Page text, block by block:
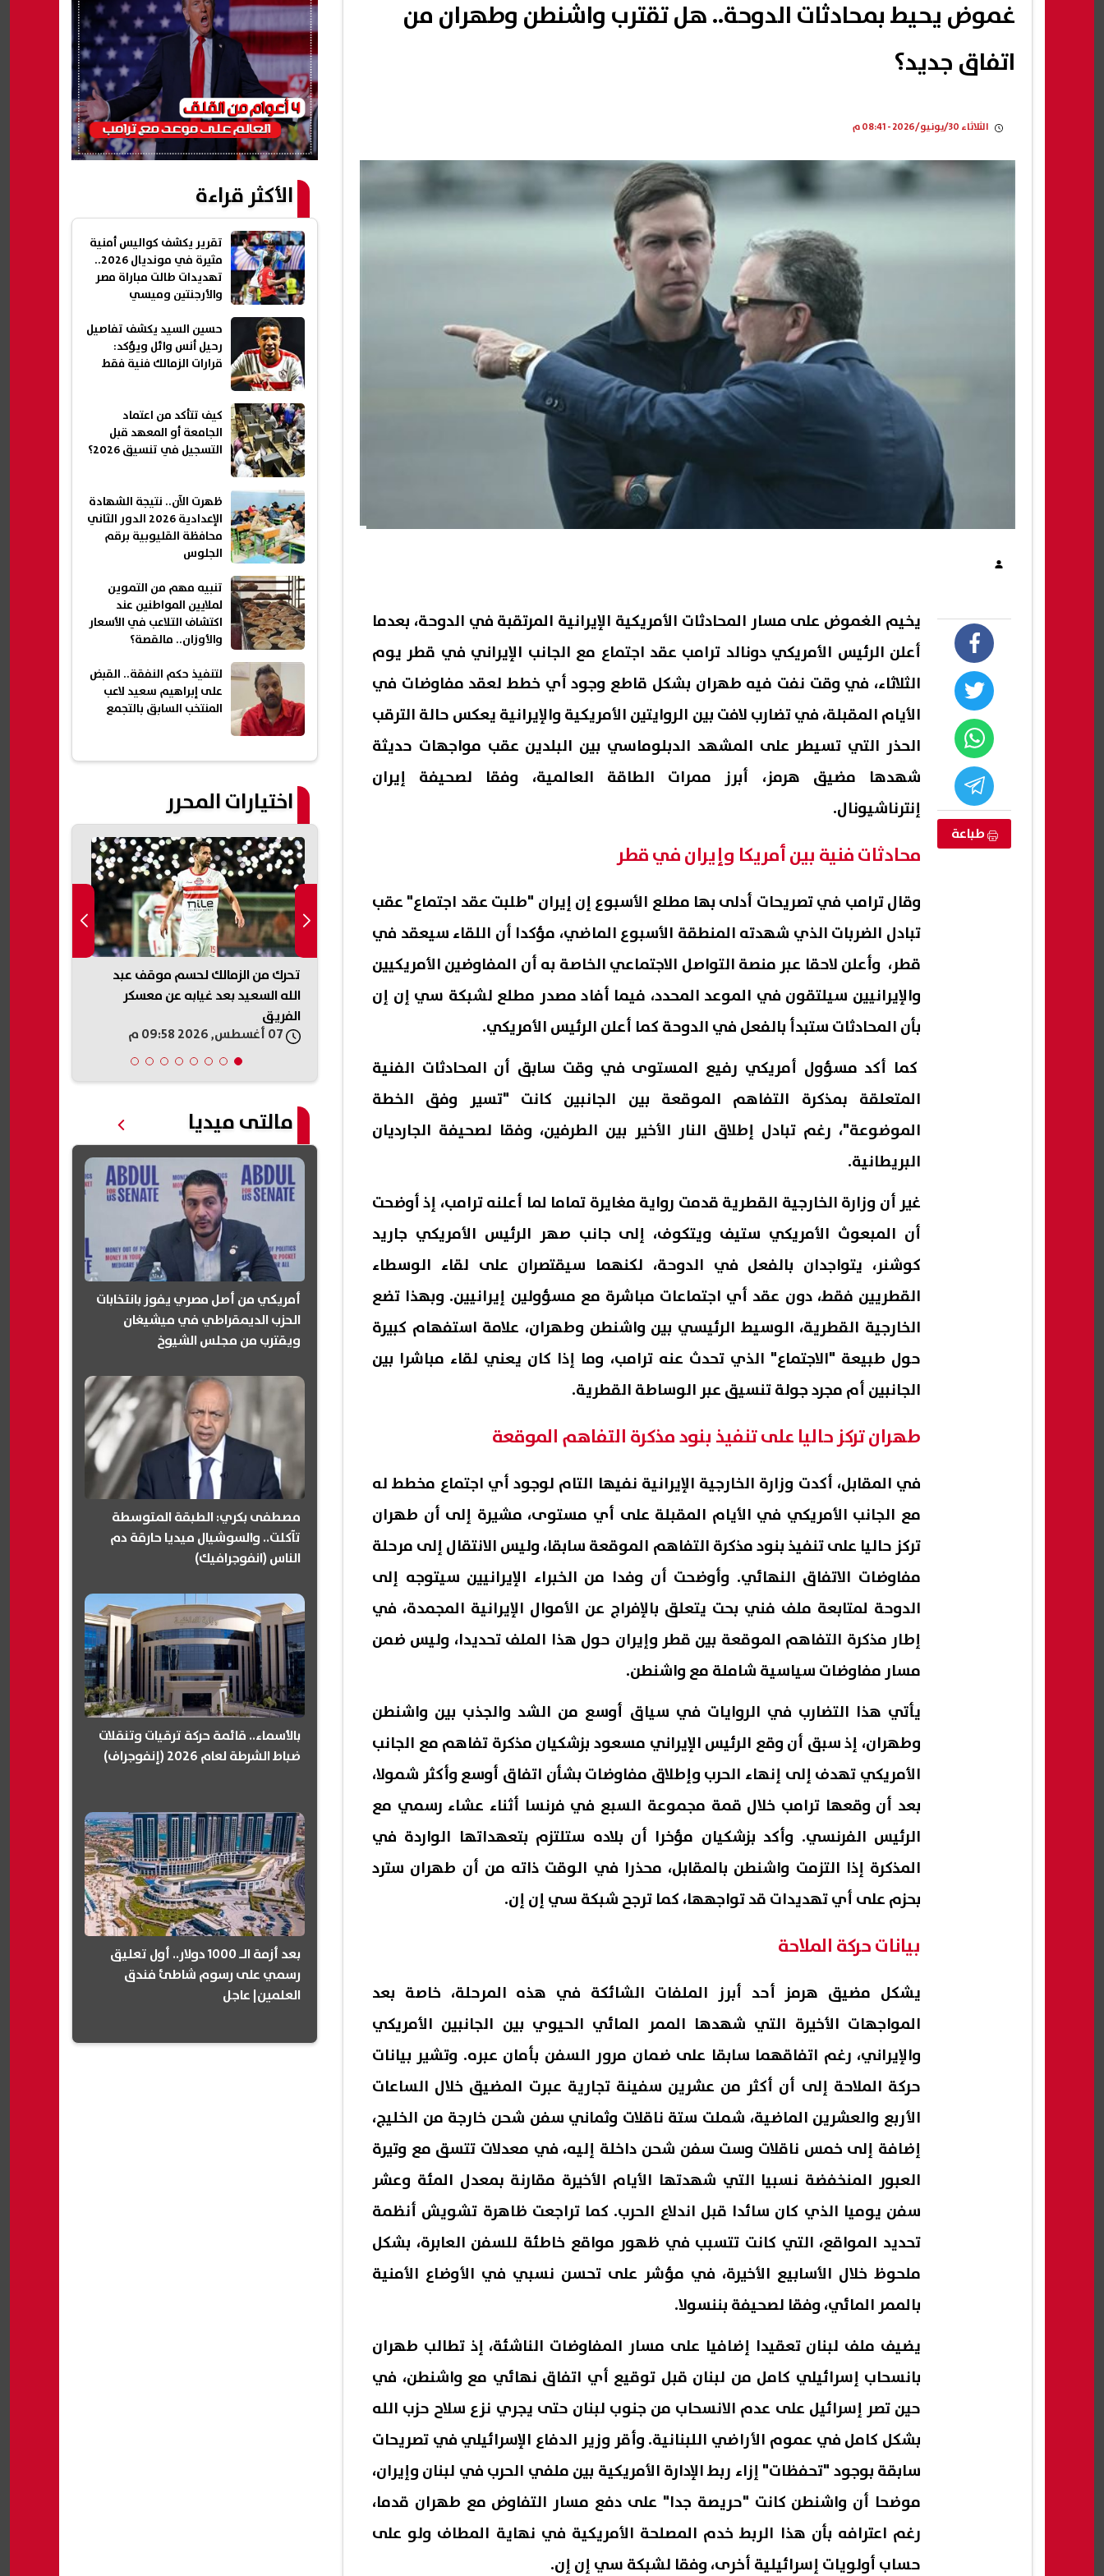
غموض يحيط بمحادثات الدوحة.. هل تقترب واشنطن وطهران من
اتفاق جديد؟
الثلاثاء 30/يونيو/2026 - 08:41 م
طباعة
يخيم الغموض على مسار المحادثات الأمريكية الإيرانية المرتقبة في الدوحة، بعدما
أعلن الرئيس الأمريكي دونالد ترامب عقد اجتماع مع الجانب الإيراني في قطر يوم
الثلاثاء، في وقت نفت فيه طهران بشكل قاطع وجود أي خطط لعقد مفاوضات في
الأيام المقبلة، في تضارب لافت بين الروايتين الأمريكية والإيرانية يعكس حالة الترقب
الحذر التي تسيطر على المشهد الدبلوماسي بين البلدين عقب مواجهات حديثة
شهدها مضيق هرمز، أبرز ممرات الطاقة العالمية، وفقا لصحيفة إيران
إنترناشيونال.
محادثات فنية بين أمريكا وإيران في قطر
وقال ترامب في تصريحات أدلى بها مطلع الأسبوع إن إيران "طلبت عقد اجتماع" عقب
تبادل الضربات الذي شهدته المنطقة الأسبوع الماضي، مؤكدا أن اللقاء سيعقد في
قطر، وأعلن لاحقا عبر منصة التواصل الاجتماعي الخاصة به أن المفاوضين الأمريكيين
والإيرانيين سيلتقون في الموعد المحدد، فيما أفاد مصدر مطلع لشبكة سي إن إن
بأن المحادثات ستبدأ بالفعل في الدوحة كما أعلن الرئيس الأمريكي.
كما أكد مسؤول أمريكي رفيع المستوى في وقت سابق أن المحادثات الفنية
المتعلقة بمذكرة التفاهم الموقعة بين الجانبين كانت "تسير وفق الخطة
الموضوعة"، رغم تبادل إطلاق النار الأخير بين الطرفين، وفقا لصحيفة الجارديان
البريطانية.
غير أن وزارة الخارجية القطرية قدمت رواية مغايرة تماما لما أعلنه ترامب، إذ أوضحت
أن المبعوث الأمريكي ستيف ويتكوف، إلى جانب صهر الرئيس الأمريكي جاريد
كوشنر، يتواجدان بالفعل في الدوحة، لكنهما سيقتصران على لقاء الوسطاء
القطريين فقط، دون عقد أي اجتماعات مباشرة مع مسؤولين إيرانيين. وبهذا تضع
الخارجية القطرية، الوسيط الرئيسي بين واشنطن وطهران، علامة استفهام كبيرة
حول طبيعة "الاجتماع" الذي تحدث عنه ترامب، وما إذا كان يعني لقاء مباشرا بين
الجانبين أم مجرد جولة تنسيق عبر الوساطة القطرية.
طهران تركز حاليا على تنفيذ بنود مذكرة التفاهم الموقعة
في المقابل، أكدت وزارة الخارجية الإيرانية نفيها التام لوجود أي اجتماع مخطط له
مع الجانب الأمريكي في الأيام المقبلة على أي مستوى، مشيرة إلى أن طهران
تركز حاليا على تنفيذ بنود مذكرة التفاهم الموقعة سابقا، وليس الانتقال إلى مرحلة
مفاوضات الاتفاق النهائي. وأوضحت أن وفدا من الخبراء الإيرانيين سيتوجه إلى
الدوحة لمتابعة ملف فني بحت يتعلق بالإفراج عن الأموال الإيرانية المجمدة، في
إطار مذكرة التفاهم الموقعة بين قطر وإيران حول هذا الملف تحديدا، وليس ضمن
مسار مفاوضات سياسية شاملة مع واشنطن.
يأتي هذا التضارب في الروايات في سياق أوسع من الشد والجذب بين واشنطن
وطهران، إذ سبق أن وقع الرئيس الإيراني مسعود بزشكيان مذكرة تفاهم مع الجانب
الأمريكي تهدف إلى إنهاء الحرب وإطلاق مفاوضات بشأن اتفاق أوسع وأكثر شمولا،
بعد أن وقعها ترامب خلال قمة مجموعة السبع في فرنسا أثناء عشاء رسمي مع
الرئيس الفرنسي. وأكد بزشكيان مؤخرا أن بلاده ستلتزم بتعهداتها الواردة في
المذكرة إذا التزمت واشنطن بالمقابل، محذرا في الوقت ذاته من أن طهران سترد
بحزم على أي تهديدات قد تواجهها، كما ترجح شبكة سي إن إن.
بيانات حركة الملاحة
يشكل مضيق هرمز أحد أبرز الملفات الشائكة في هذه المرحلة، خاصة بعد
المواجهات الأخيرة التي شهدها الممر المائي الحيوي بين الجانبين الأمريكي
والإيراني، رغم اتفاقهما سابقا على ضمان مرور السفن بأمان عبره. وتشير بيانات
حركة الملاحة إلى أن أكثر من عشرين سفينة تجارية عبرت المضيق خلال الساعات
الأربع والعشرين الماضية، شملت ستة ناقلات وثماني سفن شحن خارجة من الخليج،
إضافة إلى خمس ناقلات وست سفن شحن داخلة إليه، في معدلات تتسق مع وتيرة
العبور المنخفضة نسبيا التي شهدتها الأيام الأخيرة مقارنة بمعدل المئة وعشر
سفن يوميا الذي كان سائدا قبل اندلاع الحرب. كما تراجعت ظاهرة تشويش أنظمة
تحديد المواقع، التي كانت تتسبب في ظهور مواقع خاطئة للسفن العابرة، بشكل
ملحوظ خلال الأسابيع الأخيرة، في مؤشر على تحسن نسبي في الأوضاع الأمنية
بالممر المائي، وفقا لصحيفة بننسولا.
يضيف ملف لبنان تعقيدا إضافيا على مسار المفاوضات الناشئة، إذ تطالب طهران
بانسحاب إسرائيلي كامل من لبنان قبل توقيع أي اتفاق نهائي مع واشنطن، في
حين تصر إسرائيل على عدم الانسحاب من جنوب لبنان حتى يجري نزع سلاح حزب الله
بشكل كامل في عموم الأراضي اللبنانية. وأقر وزير الدفاع الإسرائيلي في تصريحات
سابقة بوجود "تحفظات" إزاء ربط الإدارة الأمريكية بين ملفي الحرب في لبنان وإيران،
موضحا أن واشنطن كانت "حريصة جدا" على دفع مسار التفاوض مع طهران قدما،
رغم اعترافه بأن هذا الربط خدم المصلحة الأمريكية في نهاية المطاف ولو على
حساب أولويات إسرائيلية أخرى، وفقا لشبكة سي إن إن.
الأكثر قراءة
تقرير يكشف كواليس أمنية
مثيرة في مونديال 2026..
تهديدات طالت مباراة مصر
والأرجنتين وميسي
حسين السيد يكشف تفاصيل
رحيل أنس وائل ويؤكد:
قرارات الزمالك فنية فقط
كيف تتأكد من اعتماد
الجامعة أو المعهد قبل
التسجيل في تنسيق 2026؟
ظهرت الآن.. نتيجة الشهادة
الإعدادية 2026 الدور الثاني
محافظة القليوبية برقم
الجلوس
تنبيه مهم من التموين
لملايين المواطنين عند
اكتشاف التلاعب في الأسعار
والأوزان.. مالقصة؟
لتنفيذ حكم النفقة.. القبض
على إبراهيم سعيد لاعب
المنتخب السابق بالتجمع
اختيارات المحرر
حسين السيد يكشف تفاصيل رحيل
أنس وائل ويؤكد: قرارات الزمالك فنية
استعلم الآن.. نتيجة المرحلة الأولى
بتنسيق القبول لرياض الأطفال والأول
الابتدائي 2027 بالأزهر
07 أغسطس, 2026 09:11 م
تنبيه مهم من التموين لملايين
المواطنين عند اكتشاف التلاعب في
الأسعار والأوزان.. مالقصة؟
07 أغسطس, 2026 09:09 م
تحرك من الزمالك لحسم موقف عبد
الله السعيد بعد غيابه عن معسكر
الفريق
مالتى ميديا
أمريكي من أصل مصري يفوز بانتخابات
الحزب الديمقراطي في ميشيغان
ويقترب من مجلس الشيوخ
مصطفى بكري: الطبقة المتوسطة
تآكلت.. والسوشيال ميديا حارقة دم
الناس (انفوجرافيك)
بالأسماء.. قائمة حركة ترقيات وتنقلات
ضباط الشرطة لعام 2026 (إنفوجراف)
بعد أزمة الـ 1000 دولار.. أول تعليق
رسمي على رسوم شاطئ فندق
العلمين| عاجل